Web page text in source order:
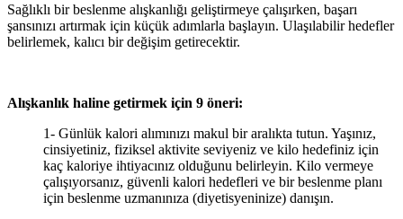
Sağlıklı bir beslenme alışkanlığı geliştirmeye çalışırken, başarı
şansınızı artırmak için küçük adımlarla başlayın. Ulaşılabilir hedefler
belirlemek, kalıcı bir değişim getirecektir.
Alışkanlık haline getirmek için 9 öneri:
1- Günlük kalori alımınızı makul bir aralıkta tutun. Yaşınız,
cinsiyetiniz, fiziksel aktivite seviyeniz ve kilo hedefiniz için
kaç kaloriye ihtiyacınız olduğunu belirleyin. Kilo vermeye
çalışıyorsanız, güvenli kalori hedefleri ve bir beslenme planı
için beslenme uzmanınıza (diyetisyeninize) danışın.